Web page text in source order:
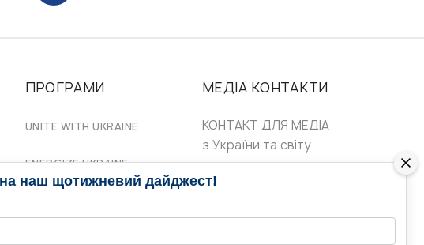
ПРОГРАМИ
UNITE WITH UKRAINE
ENERGIZE UKRAINE
МЕДІА КОНТАКТИ
КОНТАКТ ДЛЯ МЕДІА
з України та світу
Ольга Доманська
на наш щотижневий дайджест!